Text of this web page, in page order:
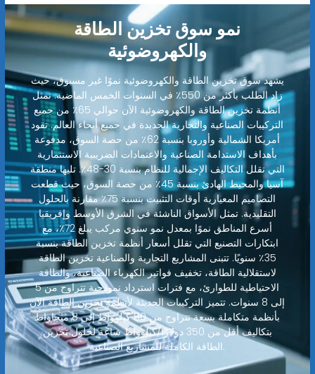
نمو سوق تخزين الطاقة
والكهروضوئية
يشهد سوق تخزين الطاقة والكهروضوئية نموًا غير مسبوق، حيث
زاد الطلب بأكثر من 550٪ في السنوات الخمس الماضية. تمثل
أنظمة تخزين الطاقة والكهروضوئية الآن حوالي 65٪ من جميع
التركيبات الصناعية والتجارية الجديدة في جميع أنحاء العالم. تقود
أمريكا الشمالية وأوروبا بنسبة 62٪ من حصة السوق، مدفوعة
بأهداف الاستدامة الصناعية والاعتمادات الضريبية الاستثمارية
التي تقلل التكاليف الإجمالية للنظام بنسبة 30-48٪. تليها منطقة
آسيا والمحيط الهادئ بنسبة 45٪ من حصة السوق، حيث قطعت
التصاميم المعيارية أوقات التثبيت بنسبة 75٪ مقارنة بالحلول
التقليدية. تمثل الأسواق الناشئة في الشرق الأوسط وإفريقيا
أسرع المناطق نموًا بمعدل نمو سنوي مركب يبلغ 72٪، مع
ابتكارات التصنيع التي تقلل أسعار أنظمة تخزين الطاقة بنسبة
35٪ سنويًا. تتبنى المشاريع التجارية والصناعية تخزين الطاقة
لاستقلالية الطاقة، تخفيف فواتير الكهرباء الصناعية، والطاقة
الاحتياطية للطوارئ، مع فترات استرداد نموذجية تتراوح من 5
إلى 8 سنوات. تتميز التركيبات الحديثة لأنظمة تخزين الطاقة الآن
بأنظمة متكاملة بسعة تتراوح من 80 كيلوواط إلى 8 ميجاواط
بتكاليف أقل من 350 دولارًا/كيلوواط ساعة لحلول تخزين
الطاقة الكاملة للمشاريع الصناعية.